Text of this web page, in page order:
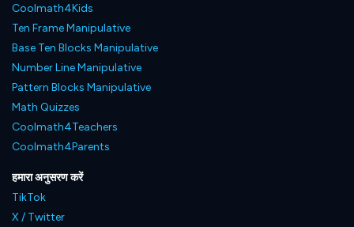
Coolmath4Kids
Ten Frame Manipulative
Base Ten Blocks Manipulative
Number Line Manipulative
Pattern Blocks Manipulative
Math Quizzes
Coolmath4Teachers
Coolmath4Parents
हमारा अनुसरण करें
TikTok
X / Twitter